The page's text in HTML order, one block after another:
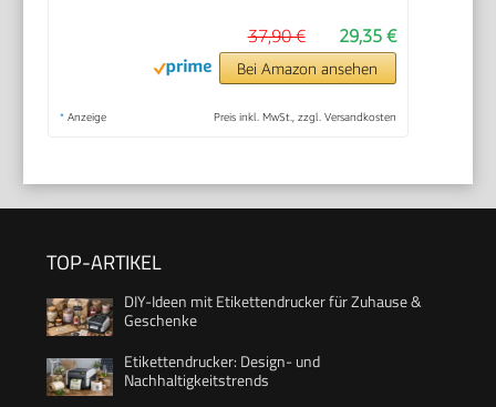
29,35 €
37,90 €
Bei Amazon ansehen
* Anzeige Preis inkl. MwSt., zzgl. Versandkosten
TOP-ARTIKEL
DIY-Ideen mit Etikettendrucker für Zuhause &
Geschenke
Etikettendrucker: Design- und
Nachhaltigkeitstrends